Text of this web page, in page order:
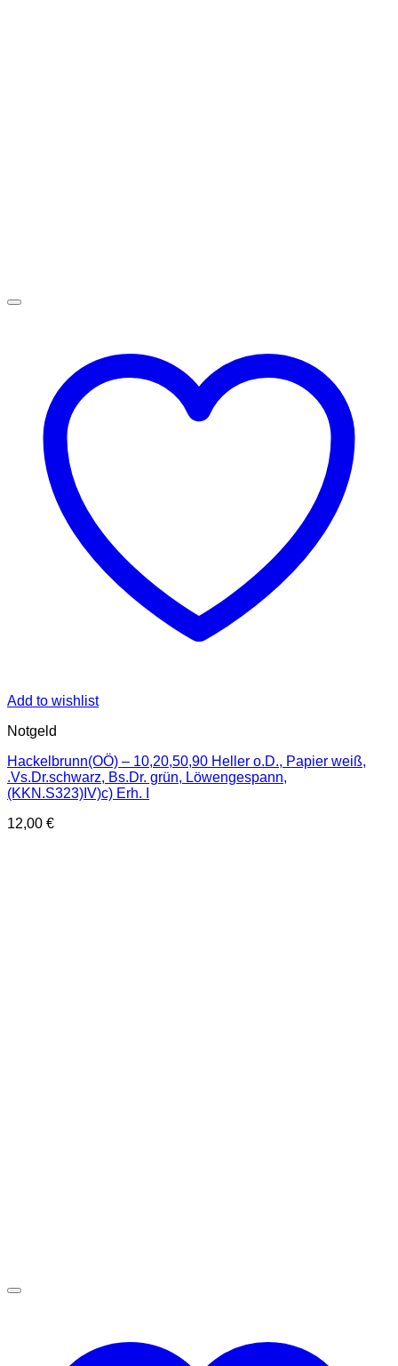
Add to wishlist
Notgeld
Hackelbrunn(OÖ) – 10,20,50,90 Heller o.D., Papier weiß,
.Vs.Dr.schwarz, Bs.Dr. grün, Löwengespann,
(KKN.S323)IV)c) Erh. I
12,00 €